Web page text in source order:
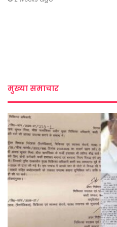
मुख्या समाचार